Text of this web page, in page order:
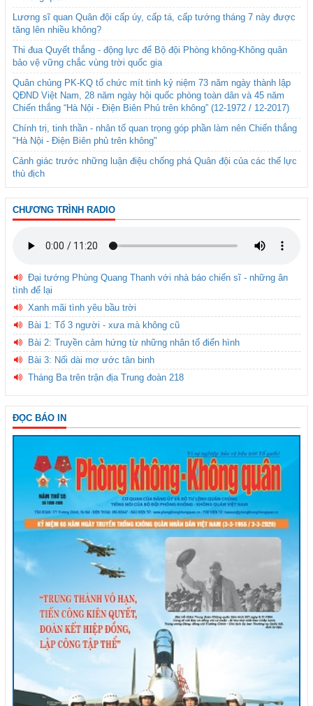
Lương sĩ quan Quân đội cấp úy, cấp tá, cấp tướng tháng 7 này được
tăng lên nhiều không?
Thi đua Quyết thắng - động lực để Bộ đội Phòng không-Không quân
bảo vệ vững chắc vùng trời quốc gia
Quân chủng PK-KQ tổ chức mít tinh kỷ niệm 73 năm ngày thành lập
QĐND Việt Nam, 28 năm ngày hội quốc phòng toàn dân và 45 năm
Chiến thắng “Hà Nội - Điện Biên Phủ trên không” (12-1972 / 12-2017)
Chính trị, tinh thần - nhân tố quan trọng góp phần làm nên Chiến thắng
"Hà Nội - Điện Biên phủ trên không"
Cảnh giác trước những luận điệu chống phá Quân đội của các thế lực
thù địch
CHƯƠNG TRÌNH RADIO
Đại tướng Phùng Quang Thanh với nhà báo chiến sĩ - những ân
tình để lại
Xanh mãi tình yêu bầu trời
Bài 1: Tổ 3 người - xưa mà không cũ
Bài 2: Truyền cảm hứng từ những nhân tố điển hình
Bài 3: Nối dài mơ ước tân binh
Tháng Ba trên trận địa Trung đoàn 218
ĐỌC BÁO IN